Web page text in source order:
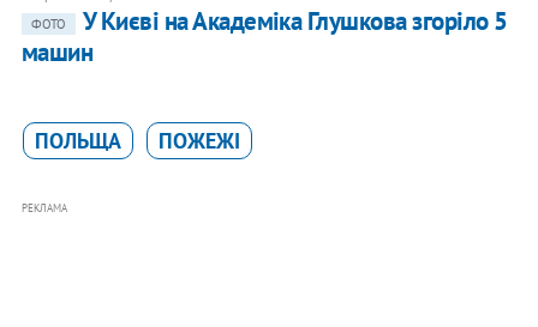
ФОТО
У Києві на Академіка Глушкова згоріло 5
машин
ПОЛЬЩА ПОЖЕЖІ
РЕКЛАМА